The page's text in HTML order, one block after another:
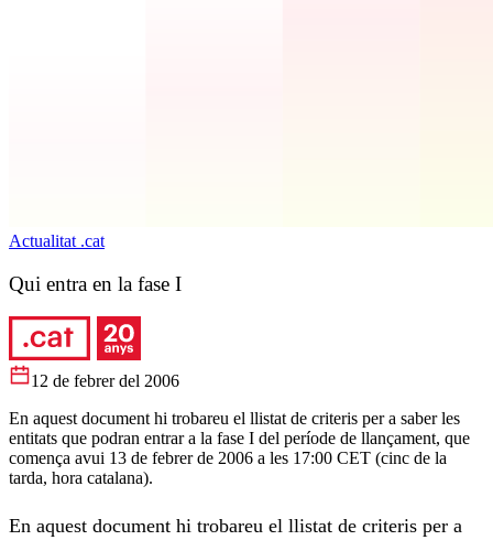
Actualitat .cat
Qui entra en la fase I
12 de febrer del 2006
En aquest document hi trobareu el llistat de criteris per a saber les
entitats que podran entrar a la fase I del període de llançament, que
comença avui 13 de febrer de 2006 a les 17:00 CET (cinc de la
tarda, hora catalana).
En aquest document hi trobareu el llistat de criteris per a